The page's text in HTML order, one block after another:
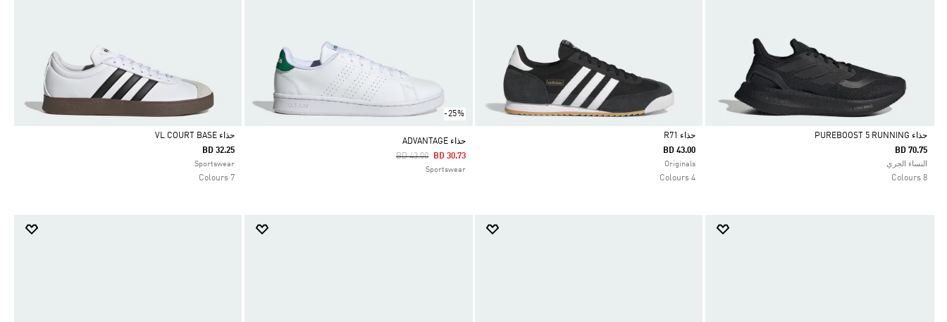
Selected
حذاء PUREBOOST 5 RUNNING
BD 70.75
النساء الجري
8 Colours
Selected
حذاء R71
BD 43.00
Originals
4 Colours
-25%
حذاء ADVANTAGE
Price Reduced From
BD 43.00ToBD 30.73
Sportswear
Selected
حذاء VL COURT BASE
BD 32.25
Sportswear
7 Colours